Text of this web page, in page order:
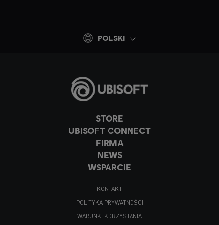
STORE
UBISOFT CONNECT
FIRMA
NEWS
WSPARCIE
KONTAKT
POLITYKA PRYWATNOŚCI
WARUNKI KORZYSTANIA
POLSKI